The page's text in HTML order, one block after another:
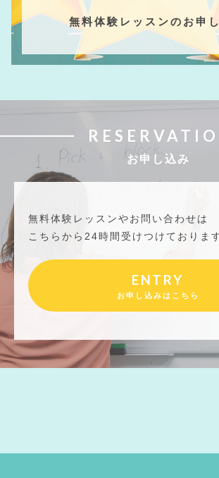
無料体験レッスンのお申
お申し込み
無料体験レッスンやお問い合わせは
こちらから24時間受けつけておりま
ENTRY
お申し込みはこちら